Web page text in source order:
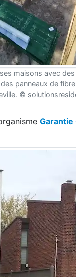
maisons avec
panneaux de
©